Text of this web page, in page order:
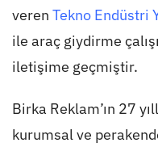
veren Tekno Endüstri
ile araç giydirme
iletişime geçmiştir.
Birka Reklam’ın 27
kurumsal ve